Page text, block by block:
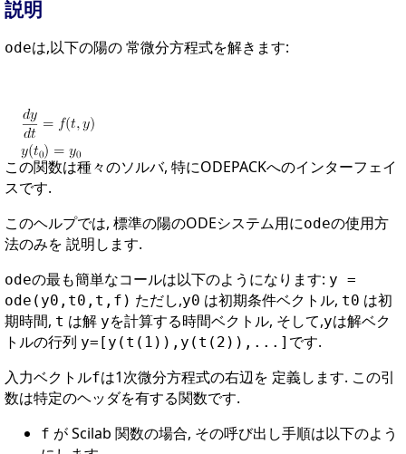
説明
odeは,以下の陽の 常微分方程式を解きます:
この関数は種々のソルバ, 特にODEPACKへのインターフェイ
スです.
このヘルプでは, 標準の陽のODEシステム用にodeの使用方
法のみを 説明します.
odeの最も簡単なコールは以下のようになります: y =
ode(y0,t0,t,f) ただし,y0 は初期条件ベクトル, t0 は初
期時間, t は解 yを計算する時間ベクトル, そして,yは解ベク
トルの行列 y=[y(t(1)),y(t(2)),...] です.
入力ベクトルfは1次微分方程式の右辺を 定義します. この引
数は特定のヘッダを有する関数です.
f が Scilab 関数の場合, その呼び出し手順は以下のよう